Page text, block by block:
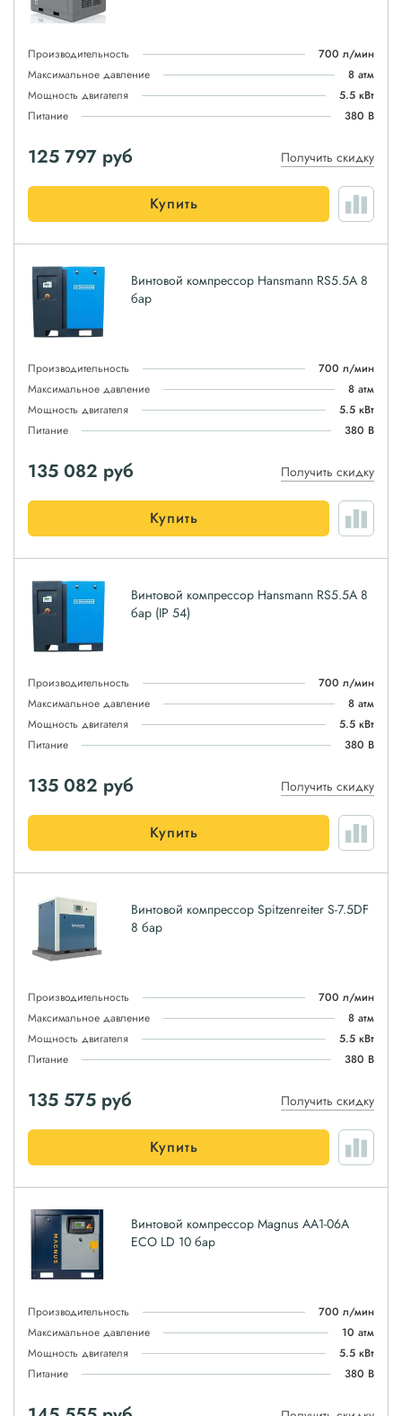
Производительность
700 л/мин
Максимальное давление
8 атм
Мощность двигателя
5.5 кВт
Питание
380 В
125 797 руб Получить скидку
Купить
Винтовой компрессор Hansmann RS5.5А 8
бар
Производительность
700 л/мин
Максимальное давление
8 атм
Мощность двигателя
5.5 кВт
Питание
380 В
135 082 руб Получить скидку
Купить
Винтовой компрессор Hansmann RS5.5A 8
бар (IP 54)
Производительность
700 л/мин
Максимальное давление
8 атм
Мощность двигателя
5.5 кВт
Питание
380 В
135 082 руб Получить скидку
Купить
Винтовой компрессор Spitzenreiter S-7.5DF
8 бар
Производительность
700 л/мин
Максимальное давление
8 атм
Мощность двигателя
5.5 кВт
Питание
380 В
135 575 руб Получить скидку
Купить
Винтовой компрессор Magnus АА1-06А
ЕСО LD 10 бар
Производительность
700 л/мин
Максимальное давление
10 атм
Мощность двигателя
5.5 кВт
Питание
380 В